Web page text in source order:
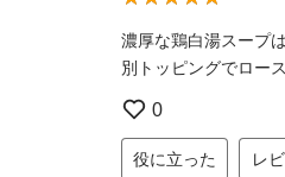
濃厚な鶏白湯スープ
別トッピングでロー
0
役に立った レ